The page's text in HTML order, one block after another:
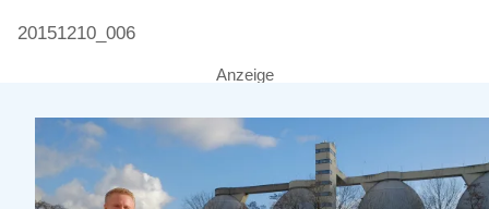
20151210_006
Anzeige